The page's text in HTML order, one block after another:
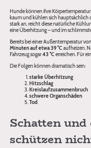
Hunde können ihre
kaum und kühlen sich hauptsächlich
stark an, reicht diese natürliche
eine Überhitzung – und im
Bereits bei einer Außentemperatur von
Minuten auf etwa 39 °C aufheizen.
Fahrzeug sogar43 °C erreichen. Für
Die Folgen können dramatisch sein:
starke Überhitzung
Hitzschlag
Kreislaufzusammenbruch
schwere Organschäden
Tod
Schatten
schützen